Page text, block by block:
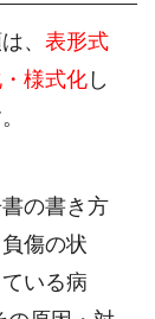
、 表形式
様式化し
の書き方
傷の状
いる病